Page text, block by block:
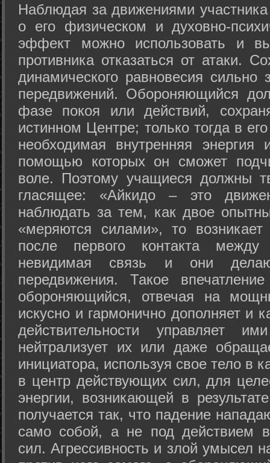
Hаблюдая за движениями
о его физическом и духовно-
эффект можно использовать и
противника отказаться от атаки.
динамического равновесия сильно
передвижений. Обороняющийся
фазе покоя или действий,
истинном Центре; только тогда в
необходимая внутренняя
помощью которых он сможет
воле. Поэтому учащиеся должны
гласящее: «Айкидо – это
наблюдать за тем, как двое
«меряются силами», то возникает
после первого контакта
невидимая связь и они
передвижения. Такое
обороняющийся, отвечая на
искусно и гармонично дополняет и
действительности управляет
нейтрализует их или даже
инициатора, используя свое тело в
в центр действующих сил, для
энергии, возникающей в
получается так, что падение
само собой, а не под действием
сил. Агрессивность и злой умысел